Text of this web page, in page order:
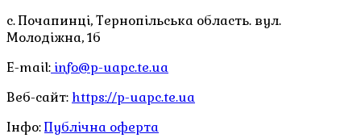
с. Почапинці, Тернопільська область. вул.
Молодіжна, 1б
E-mail: info@p-uapc.te.ua
Веб-сайт: https://p-uapc.te.ua
Інфо:Публічна оферта